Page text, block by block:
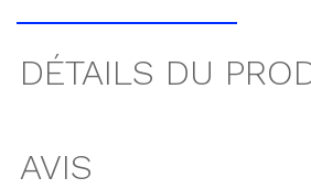
DÉTAILS DU
AVIS